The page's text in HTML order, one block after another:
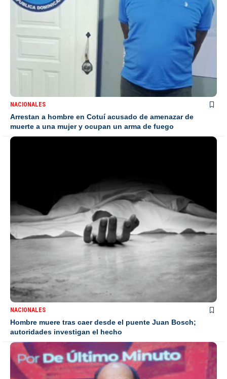
NACIONALES
Arrestan a hombre en Cotuí acusado de amenazar de
muerte a una mujer y ocupan un arma de fuego
NACIONALES
Hombre muere tras caer desde el puente Juan Bosch;
autoridades investigan el hecho